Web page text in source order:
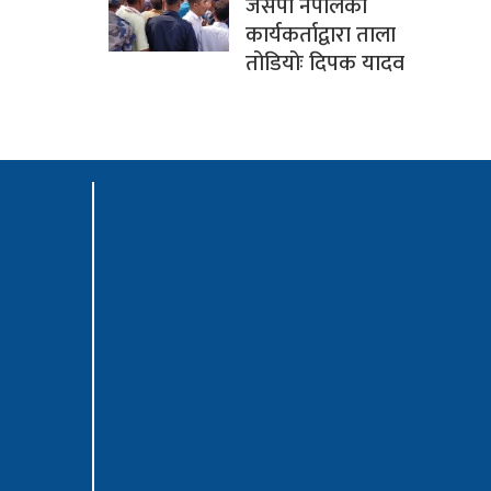
कार्यकर्ताद्वारा ताला
तोडियोः दिपक यादव